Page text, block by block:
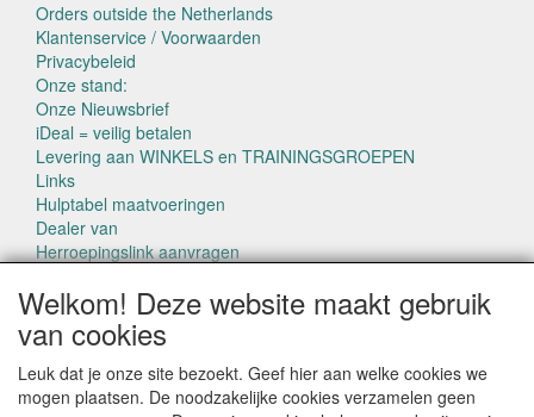
Orders outside the Netherlands
Klantenservice / Voorwaarden
Privacybeleid
Onze stand:
Onze Nieuwsbrief
iDeal = veilig betalen
Levering aan WINKELS en TRAININGSGROEPEN
Links
Hulptabel maatvoeringen
Dealer van
Herroepingslink aanvragen
CONTACTGEGEVENS
Welkom! Deze website maakt gebruik
van cookies
Leuk dat je onze site bezoekt. Geef hier aan welke cookies we
mogen plaatsen. De noodzakelijke cookies verzamelen geen